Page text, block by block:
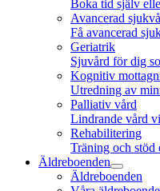
Boka tid själv
Avancerad
Få avancerad
Geriatrik
Sjuvård för dig
Kognitiv
Utredning av
Palliativ vård
Lindrande vård
Rehabilitering
Träning och stöd
Äldreboenden
Äldreboenden